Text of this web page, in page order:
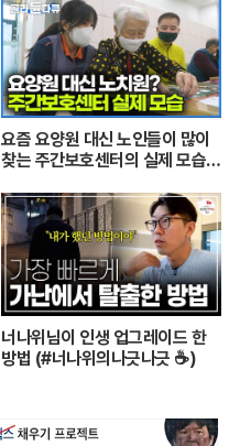
요즘 요양원 대신 노인들이 많이
찾는 주간보호센터의 실제 모습
양보호사의 하루┃주간보호센터
24시┃PD로그┃#골라듄다큐
너나위님이 인생 업그레이드 한
방법 (#너나위의나긋나긋 ☕)